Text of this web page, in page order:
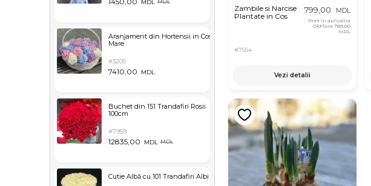
MDL MDL
Aranjament din Hortensii in Cos
Mare
#3205
7410,00 MDL
Buchet din 151 Trandafiri Rosii
100cm
#7959
12835,00 MDL MDL
Cutie Albă cu 101 Trandafiri Albi
Zambile si Narcise
Plantate in Cos
#7554
799,00 MDL
Pret in aplicatia
OkFlora 789,00
MDL
Vezi detalii